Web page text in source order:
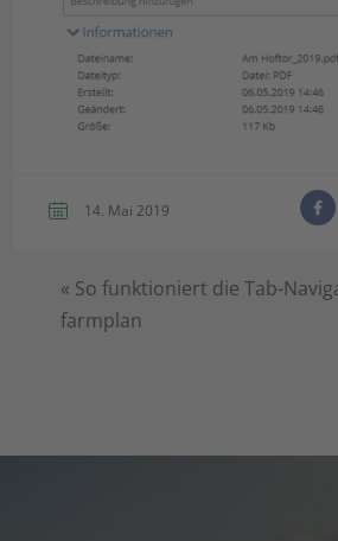
14. Mai 2019
« So funktioniert die Tab-
farmplan